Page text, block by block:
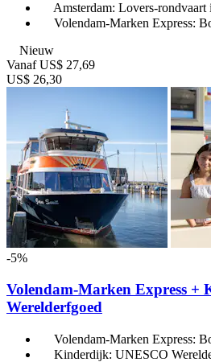
Amsterdam: Lovers-rondvaart
Volendam-Marken Express:
Nieuw
Vanaf US$ 27,69
US$ 26,30
-5%
Volendam-Marken Express +
Werelderfgoed
Volendam-Marken Express:
Kinderdijk: UNESCO